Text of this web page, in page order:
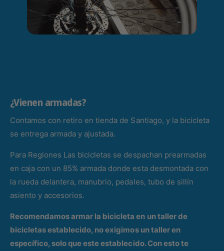
¿Vienen armadas?
Contamos con retiro en tienda de Santiago, y la bicicleta
se entrega armada y ajustada.
Para Regiones Las bicicletas se despachan prearmadas
en caja con un 85% armada donde esta desmontada con
la rueda delantera, manubrio, pedales, tubo de sillín
asiento y accesorios.
Recomendamos armar la bicicleta en un taller de
bicicletas establecido, no exigimos un taller en
específico, solo que este establecido. Con esto te